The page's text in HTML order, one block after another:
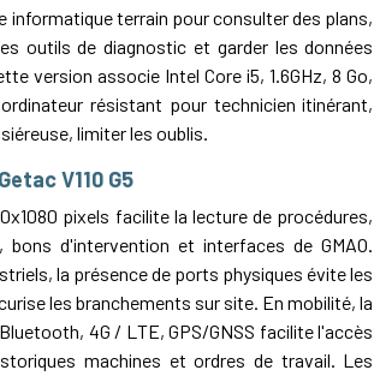
informatique terrain pour consulter des plans,
outils de diagnostic et garder les données
version associe Intel Core i5, 1.6GHz, 8 Go,
résistant pour technicien itinérant,
limiter les oublis.
V110 G5
pixels facilite la lecture de procédures,
bons d'intervention et interfaces de GMAO.
la présence de ports physiques évite les
les branchements sur site. En mobilité, la
4G / LTE, GPS/GNSS facilite l'accès
machines et ordres de travail. Les